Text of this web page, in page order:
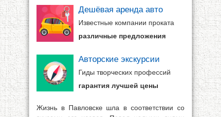
Дешёвая аренда авто
Известные компании проката
различные предложения
Авторские экскурсии
Гиды творческих профессий
гарантия лучшей цены
Жизнь в Павловске шла в соответствии со